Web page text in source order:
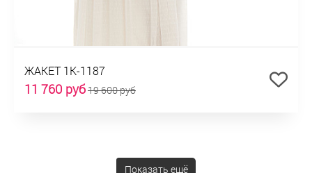
ЖАКЕТ 1К-1187
11 760 руб19 600 руб
Показать ещё